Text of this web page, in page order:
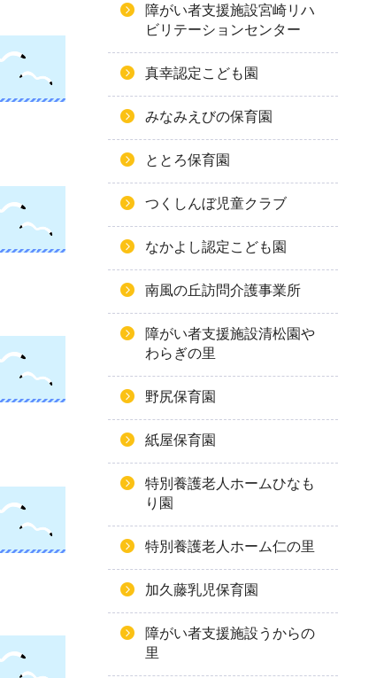
障がい者支援施設宮崎リハ
ビリテーションセンター
真幸認定こども園
みなみえびの保育園
ととろ保育園
つくしんぼ児童クラブ
なかよし認定こども園
南風の丘訪問介護事業所
障がい者支援施設清松園や
わらぎの里
野尻保育園
紙屋保育園
特別養護老人ホームひなも
り園
特別養護老人ホーム仁の里
加久藤乳児保育園
障がい者支援施設うからの
里